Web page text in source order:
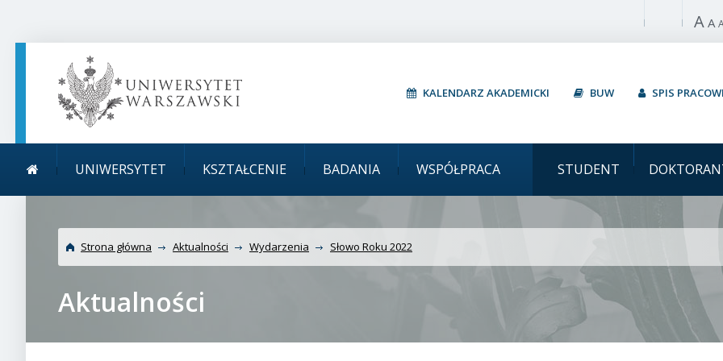
Włącz A A
KALENDARZ AKADEMICKI BUW SPIS
główne
UNIWERSYTET KSZTAŁCENIE BADANIA WSPÓŁPRACA STUDENT
Uniwersytet
Strona główna Aktualności Wydarzenia Słowo Roku 2022
Aktualności